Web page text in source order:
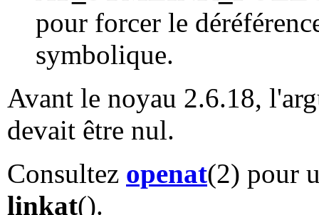
pour forcer le
symbolique.
Avant le noyau 2.6.18,
devait être nul.
Consultez openat(2) pour
linkat().